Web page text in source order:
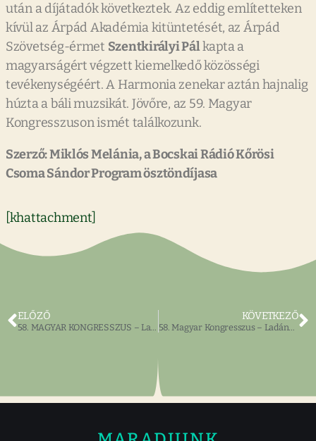
után a díjátadók következtek. Az eddig említetteken
kívül az Árpád Akadémia kitüntetését, az Árpád
Szövetség-érmet Szentkirályi Pálkapta a
magyarságért végzett kiemelkedő közösségi
tevékenységéért. A Harmonia zenekar aztán hajnalig
húzta a báli muzsikát. Jövőre, az 59. Magyar
Kongresszuson ismét találkozunk.
Szerző: Miklós Melánia, a Bocskai Rádió Kőrösi
Csoma Sándor Program ösztöndíjasa
[khattachment]
ELŐZŐ
58. MAGYAR KONGRESSZUS – Ladanyi Pályázat résztvevői
KÖVETKEZŐ
58. Magyar Kongresszus – Ladányi Művész pályázat nyertesei